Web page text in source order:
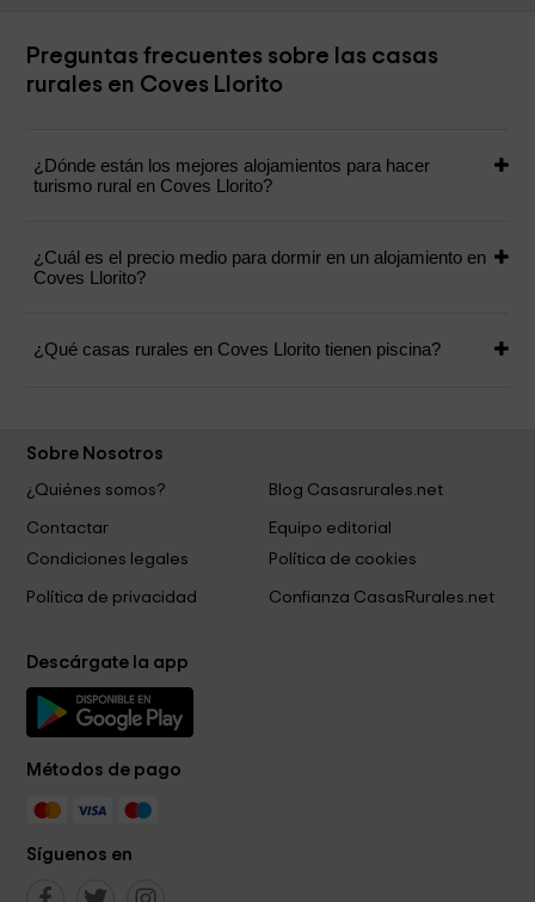
Preguntas frecuentes sobre las casas
rurales en Coves Llorito
¿Dónde están los mejores alojamientos para hacer
turismo rural en Coves Llorito?
¿Cuál es el precio medio para dormir en un alojamiento en
Coves Llorito?
¿Qué casas rurales en Coves Llorito tienen piscina?
Sobre Nosotros
¿Quiénes somos?
Blog Casasrurales.net
Contactar
Equipo editorial
Condiciones legales
Política de cookies
Política de privacidad Confianza CasasRurales.net
Descárgate la app
Métodos de pago
Síguenos en